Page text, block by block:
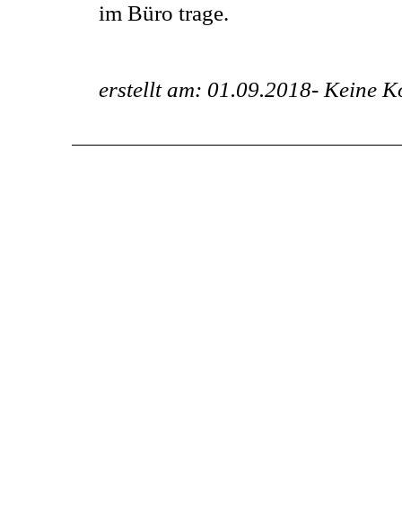
im Büro trage.
erstellt am: 01.09.2018- Keine